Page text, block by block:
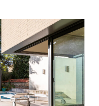
Villa – Avenue